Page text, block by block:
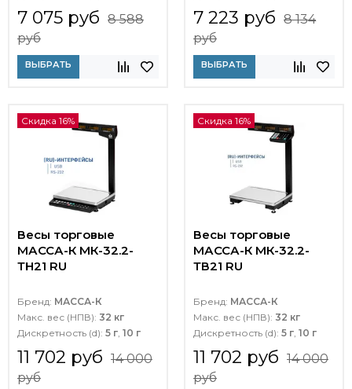
7 075 руб 8 588
руб
ВЫБРАТЬ
7 223 руб 8 134
руб
ВЫБРАТЬ
Скидка 16%
Весы торговые
МАССА-К МК-32.2-
ТН21 RU
Бренд: МАССА-К
Макс. вес (НПВ): 32 кг
Дискретность (d): 5 г, 10 г
11 702 руб 14 000
руб
Скидка 16%
Весы торговые
МАССА-К МК-32.2-
ТВ21 RU
Бренд: МАССА-К
Макс. вес (НПВ): 32 кг
Дискретность (d): 5 г, 10 г
11 702 руб 14 000
руб